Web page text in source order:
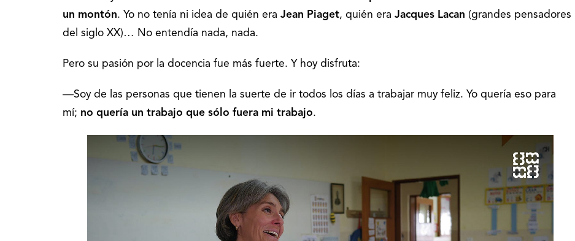
un montón. Yo no tenía ni idea de quién era Jean Piaget, quién era Jacques Lacan (grandes pensadores
del siglo XX)… No entendía nada, nada.
Pero su pasión por la docencia fue más fuerte. Y hoy disfruta:
―Soy de las personas que tienen la suerte de ir todos los días a trabajar muy feliz. Yo quería eso para
mí; no quería un trabajo que sólo fuera mi trabajo.